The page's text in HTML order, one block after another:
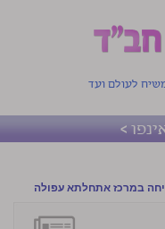
לעולם ועד
>
במרכז אתחלתא עפולה